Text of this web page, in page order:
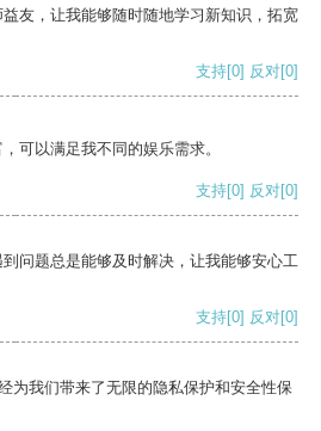
友，让我能够随时随地学习新知识，拓宽
支持[0] 反对[0]
可以满足我不同的娱乐需求。
支持[0] 反对[0]
问题总是能够及时解决，让我能够安心工
支持[0] 反对[0]
为我们带来了无限的隐私保护和安全性保